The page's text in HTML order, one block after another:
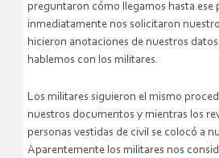
preguntaron cómo llegamos hasta ese
inmediatamente nos solicitaron
hicieron anotaciones de nuestros
hablemos con los militares.
Los militares siguieron el mismo
nuestros documentos y mientras los
personas vestidas de civil se colocó a
Aparentemente los militares nos